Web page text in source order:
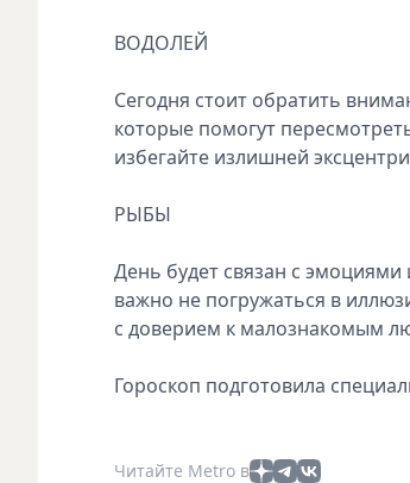
ВОДОЛЕЙ
Сегодня стоит обратить
которые помогут
избегайте излишней
РЫБЫ
День будет связан с
важно не погружаться в
с доверием к малознакомым
Гороскоп подготовила
Читайте Metro в